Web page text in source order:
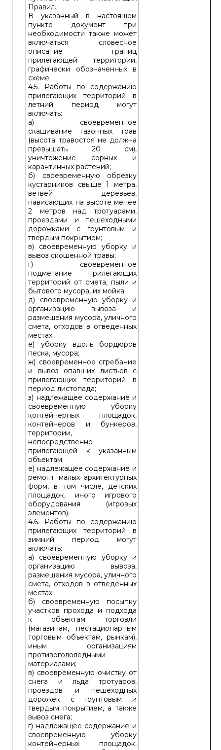
Правил.
В указанный в настоящем
пункте документ при
необходимости также может
включаться словесное
описание границ
прилегающей территории,
графически обозначенных в
схеме.
4.5. Работы по содержанию
прилегающих территорий в
летний период могут
включать:
а) своевременное
скашивание газонных трав
(высота травостоя не должна
превышать 20 см),
уничтожение сорных и
карантинных растений;
б) своевременную обрезку
кустарников свыше 1 метра,
ветвей деревьев,
нависающих на высоте менее
2 метров над тротуарами,
проездами и пешеходными
дорожками с грунтовым и
твердым покрытием;
в) своевременную уборку и
вывоз скошенной травы;
г) своевременное
подметание прилегающих
территорий от смета, пыли и
бытового мусора, их мойка;
д) своевременную уборку и
организацию вывоза и
размещения мусора, уличного
смета, отходов в отведенных
местах;
е) уборку вдоль бордюров
песка, мусора;
ж) своевременное сгребание
и вывоз опавших листьев с
прилегающих территорий в
период листопада;
з) надлежащее содержание и
своевременную уборку
контейнерных площадок,
контейнеров и бункеров,
территории,
непосредственно
прилегающей к указанным
объектам;
е) надлежащее содержание и
ремонт малых архитектурных
форм, в том числе, детских
площадок, иного игрового
оборудования (игровых
элементов).
4.6. Работы по содержанию
прилегающих территорий в
зимний период могут
включать:
а) своевременную уборку и
организацию вывоза,
размещения мусора, уличного
смета, отходов в отведенных
местах;
б) своевременную посыпку
участков прохода и подхода
к объектам торговли
(магазинам, нестационарным
торговым объектам, рынкам),
иным организациям
противогололедными
материалами;
в) своевременную очистку от
снега и льда тротуаров,
проездов и пешеходных
дорожек с грунтовым и
твердым покрытием, а также
вывоз снега;
г) надлежащее содержание и
своевременную уборку
контейнерных площадок,